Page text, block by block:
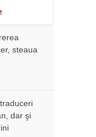
steaua
dar şi